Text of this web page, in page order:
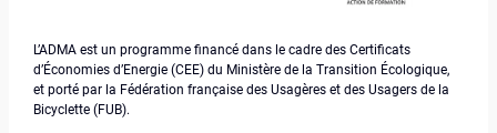
L’ADMA est un programme financé dans le cadre des Certificats
d’Économies d’Energie (CEE) du Ministère de la Transition Écologique,
et porté par la Fédération française des Usagères et des Usagers de la
Bicyclette (FUB).